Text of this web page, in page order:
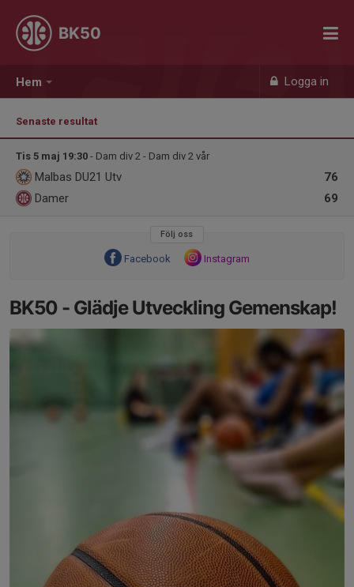
Hem Logga in
BK50
Senaste resultat
Tis 5 maj 19:30 - Dam div 2 - Dam div 2 vår
76
Malbas DU21 Utv
69
Damer
Följ oss
Facebook Instagram
BK50 - Glädje Utveckling Gemenskap!